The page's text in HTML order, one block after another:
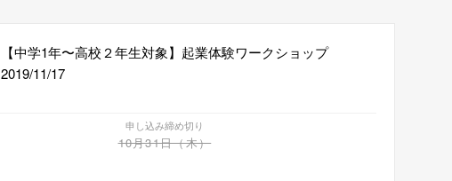
【中学1年〜高校２年生対象】起業体験ワークショップ
2019/11/17
申し込み締め切り
10月31日（木）